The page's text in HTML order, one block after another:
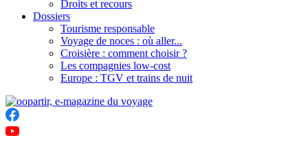
Droits et recours
Dossiers
Tourisme responsable
Voyage de noces : où aller...
Croisière : comment choisir ?
Les compagnies low-cost
Europe : TGV et trains de nuit